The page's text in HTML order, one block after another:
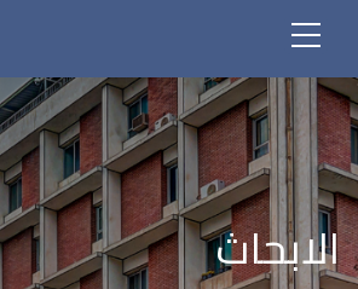
الابحاث